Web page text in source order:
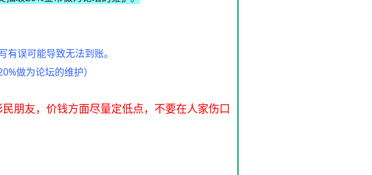
误可能导致无法到账。
做为论坛的维护）
朋友，价钱方面尽量定低点，不要在人家伤口